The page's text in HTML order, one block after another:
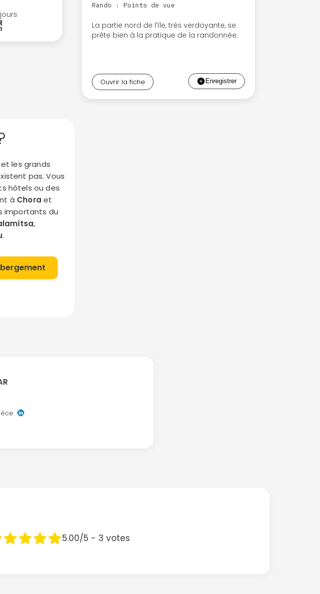
Rando | Points de vue
La partie nord de l’île, très verdoyante, se
prête bien à la pratique de la randonnée.
Ouvrir la fiche
les grands
pas. Vous
hôtels ou des
à Chora et
importants du
,
.
5.00/5 - 3 votes
de confidentialité.